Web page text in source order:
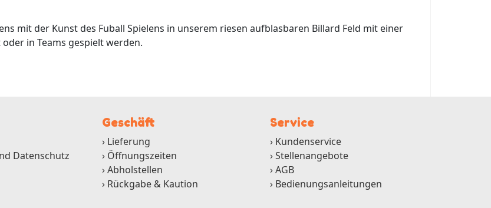
mit der Kunst des Fuball Spielens in unserem riesen aufblasbaren Billard Feld mit einer
oder in Teams gespielt werden.
Datenschutz
Geschäft
Lieferung
Öffnungszeiten
Abholstellen
Rückgabe & Kaution
Service
Kundenservice
Stellenangebote
AGB
Bedienungsanleitungen